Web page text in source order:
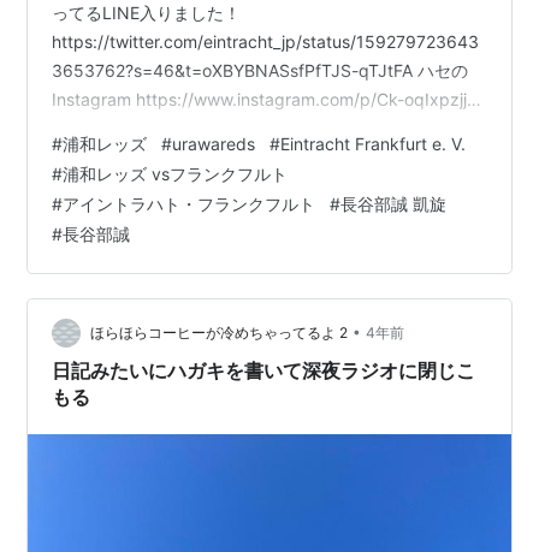
ってるLINE入りました！
https://twitter.com/eintracht_jp/status/159279723643
3653762?s=46&t=oXBYBNASsfPfTJS-qTJtFA ハセの
Instagram https://www.instagram.com/p/Ck-oqIxpzjj/?
2022 powered by スカパーJSAT 『さいたまシティカッ
プ 浦和レッドダイヤモンズ vs アイントラハト・フラン
クフルト』 あと少しで始まるね〜。今頃…
#浦和レッズ #urawareds #Eintracht Frankfurt e. V.
#浦和レッズ vsフランクフルト
#アイントラハト・フランクフルト #長谷部誠 凱旋
#長谷部誠
ほらほらコーヒーが冷めちゃってるよ 2 • 4年前
日記みたいにハガキを書いて深夜ラジオに閉じこ
もる